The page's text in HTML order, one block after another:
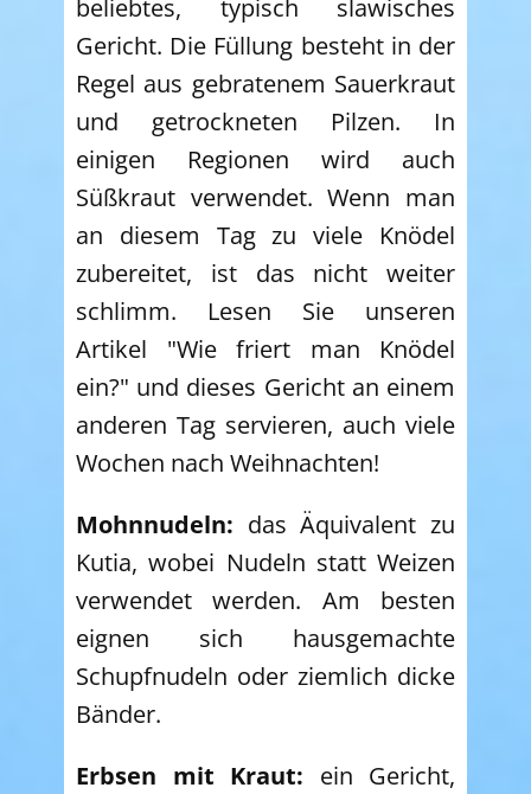
beliebtes, typisch slawisches
Gericht. Die Füllung besteht in der
Regel aus gebratenem Sauerkraut
und getrockneten Pilzen. In
einigen Regionen wird auch
Süßkraut verwendet. Wenn man
an diesem Tag zu viele Knödel
zubereitet, ist das nicht weiter
schlimm. Lesen Sie unseren
Artikel "Wie friert man Knödel
ein?" und dieses Gericht an einem
anderen Tag servieren, auch viele
Wochen nach Weihnachten!
Mohnnudeln: das Äquivalent zu
Kutia, wobei Nudeln statt Weizen
verwendet werden. Am besten
eignen sich hausgemachte
Schupfnudeln oder ziemlich dicke
Bänder.
Erbsen mit Kraut: ein Gericht,